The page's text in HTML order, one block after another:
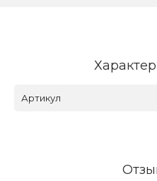
Артикул